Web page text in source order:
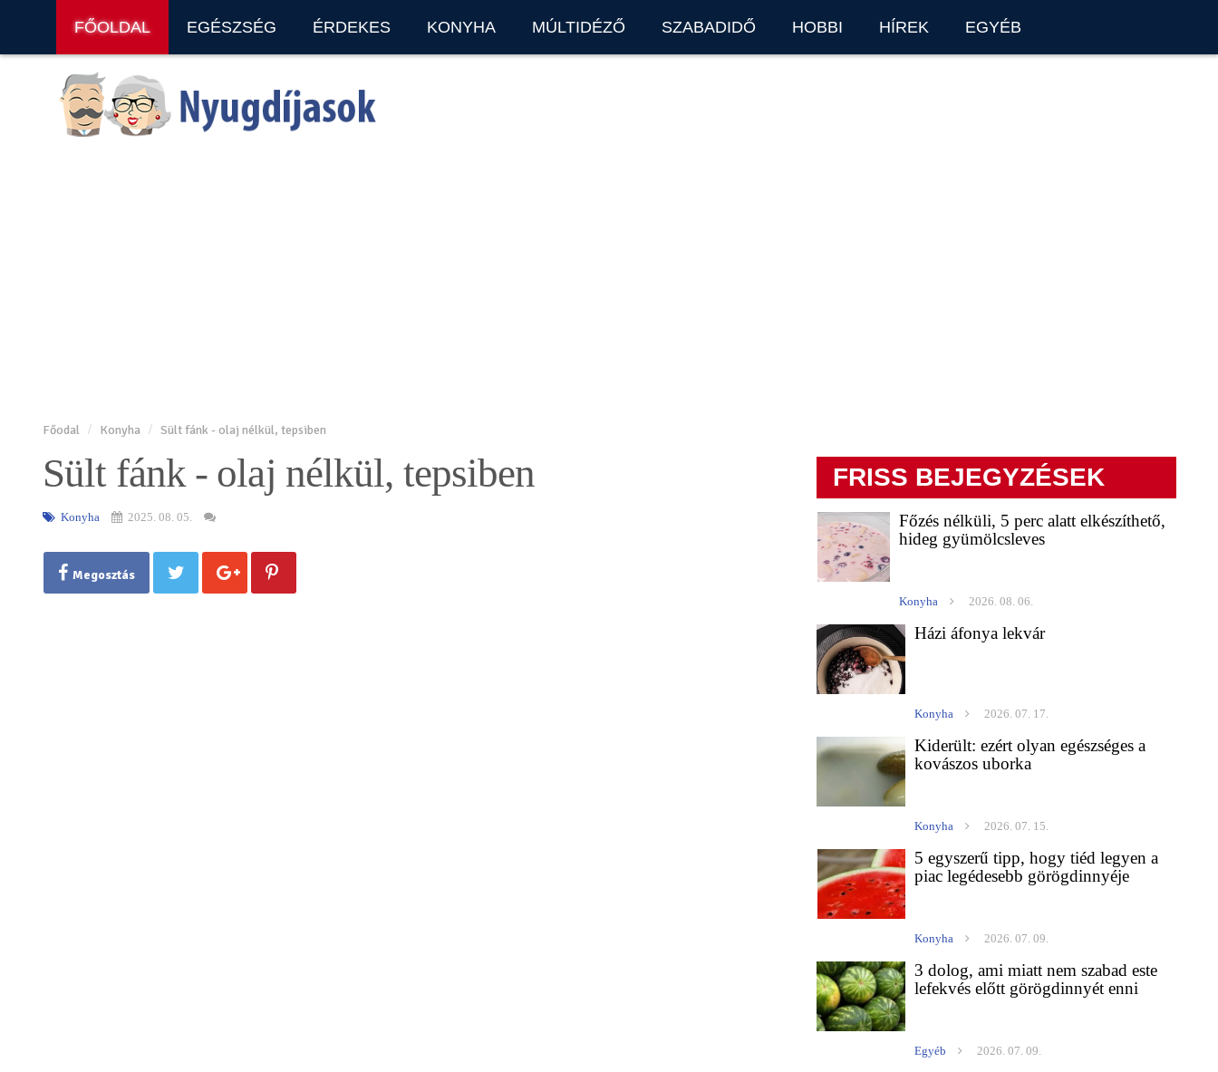
FŐOLDAL EGÉSZSÉG ÉRDEKES KONYHA MÚLTIDÉZŐ SZABADIDŐ HOBBI HÍREK EGYÉB
Főodal Konyha Sült fánk - olaj nélkül, tepsiben
Sült fánk - olaj nélkül, tepsiben
Konyha 2025. 08. 05.
Megosztás
FRISS BEJEGYZÉSEK
Főzés nélküli, 5 perc alatt elkészíthető,
hideg gyümölcsleves
Konyha 2026. 08. 06.
Házi áfonya lekvár
Konyha 2026. 07. 17.
Kiderült: ezért olyan egészséges a
kovászos uborka
Konyha 2026. 07. 15.
5 egyszerű tipp, hogy tiéd legyen a
piac legédesebb görögdinnyéje
Konyha 2026. 07. 09.
3 dolog, ami miatt nem szabad este
lefekvés előtt görögdinnyét enni
Egyéb 2026. 07. 09.